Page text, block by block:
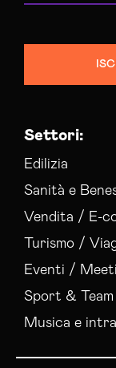
Settori:
Edilizia
Sanità e
Vendita / E-
Turismo /
Eventi /
Sport & Team
Musica e